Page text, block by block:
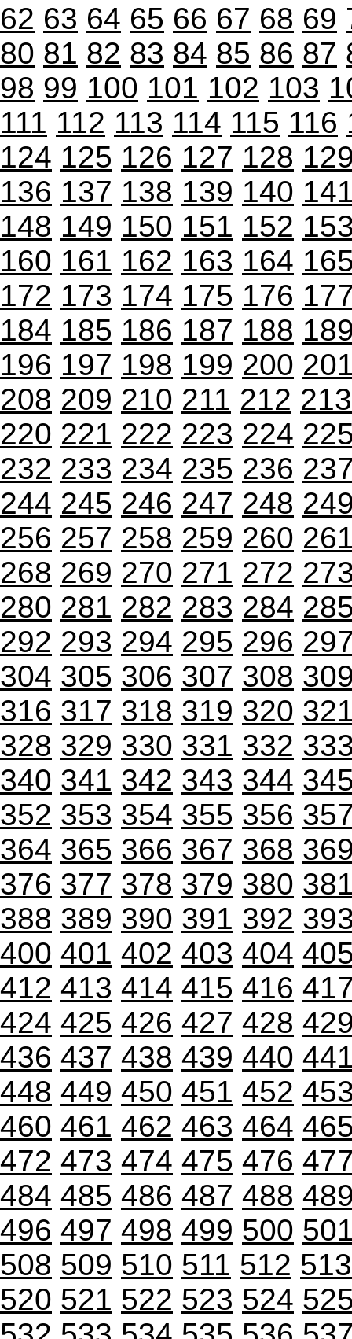
62 63 64 65 66 67 68 69
80 81 82 83 84 85 86 87
98 99 100 101 102 103
111 112 113 114 115 116
124 125 126 127 128
136 137 138 139 140
148 149 150 151 152
160 161 162 163 164
172 173 174 175 176
184 185 186 187 188
196 197 198 199 200
208 209 210 211 212 213
220 221 222 223 224
232 233 234 235 236
244 245 246 247 248
256 257 258 259 260
268 269 270 271 272
280 281 282 283 284
292 293 294 295 296
304 305 306 307 308
316 317 318 319 320
328 329 330 331 332
340 341 342 343 344
352 353 354 355 356
364 365 366 367 368
376 377 378 379 380
388 389 390 391 392
400 401 402 403 404
412 413 414 415 416
424 425 426 427 428
436 437 438 439 440
448 449 450 451 452
460 461 462 463 464
472 473 474 475 476
484 485 486 487 488
496 497 498 499 500
508 509 510 511 512 513
520 521 522 523 524